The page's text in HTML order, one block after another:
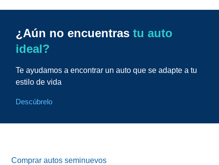
¿Aún no encuentras tu auto
ideal?
Te ayudamos a encontrar un auto que se adapte a tu
estilo de vida
Descúbrelo
Comprar autos seminuevos